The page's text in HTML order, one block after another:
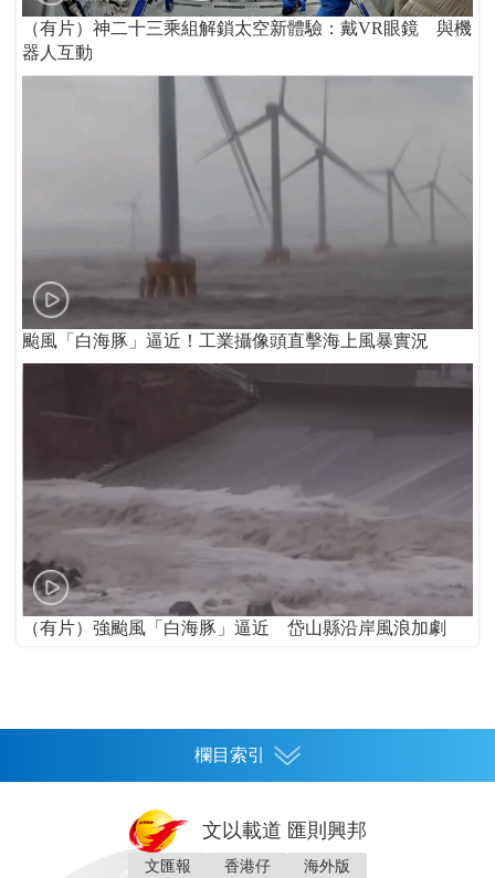
（有片）神二十三乘組解鎖太空新體驗：戴VR眼鏡 與機
器人互動
颱風「白海豚」逼近！工業攝像頭直擊海上風暴實況
（有片）強颱風「白海豚」逼近 岱山縣沿岸風浪加劇
欄目索引
文以載道 匯則興邦
文匯報 香港仔 海外版